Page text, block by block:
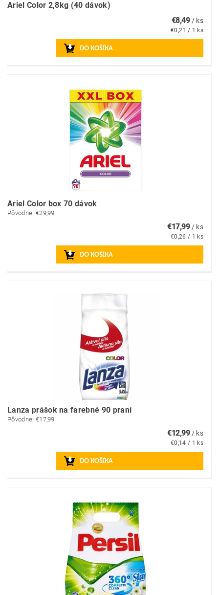
Ariel Color 2,8kg (40 dávok)
€8,49 / ks
€0,21 / 1 ks
Ariel Color box 70 dávok
Pôvodne: €29,99
€17,99 / ks
€0,26 / 1 ks
Lanza prášok na farebné 90 praní
Pôvodne: €17,99
€12,99/ ks
€0,14 / 1 ks